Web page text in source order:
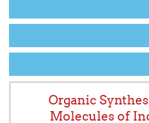
Organic
Molecules of